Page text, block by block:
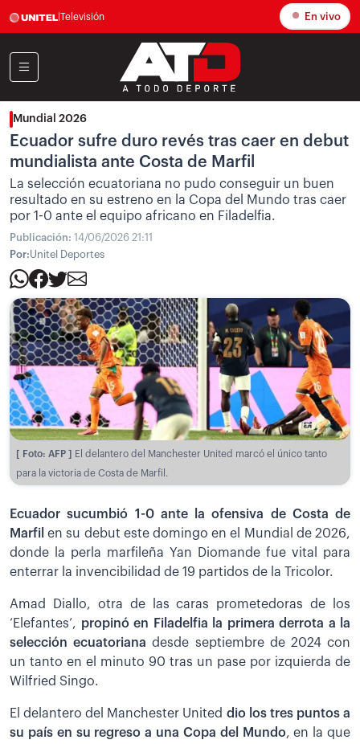
Televisión En vivo
Mundial 2026
Ecuador sufre duro revés tras caer en debut
mundialista ante Costa de Marfil
La selección ecuatoriana no pudo conseguir un buen
resultado en su estreno en la Copa del Mundo tras caer
por 1-0 ante el equipo africano en Filadelfia.
Publicación: 14/06/2026 21:11
Por:Unitel Deportes
[ Foto: AFP ]
El delantero del Manchester United marcó el único tanto
para la victoria de Costa de Marfil.
Ecuador sucumbió 1-0 ante la ofensiva de Costa de
Marfilen su debut este domingo en el Mundial de 2026,
donde la perla marfileña Yan Diomande fue vital para
enterrar la invencibilidad de 19 partidos de la Tricolor.
Amad Diallo, otra de las caras prometedoras de los
‘Elefantes’, propinó en Filadelfia la primera derrota a la
selección ecuatoriana desde septiembre de 2024 con
un tanto en el minuto 90 tras un pase por izquierda de
Wilfried Singo.
El delantero del Manchester United dio los tres puntos a
su país en su regreso a una Copa del Mundo, en la que